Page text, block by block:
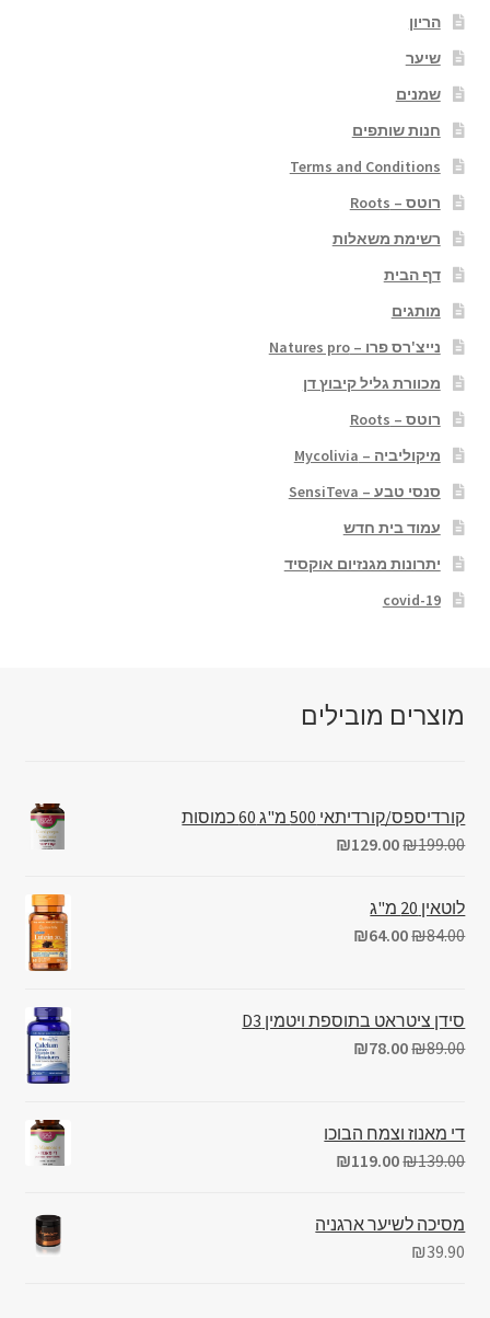
הריון
שיער
שמנים
חנות שותפים
Terms and Conditions
רוטס – Roots
רשימת משאלות
דף הבית
מותגים
נייצ'רס פרו – Natures pro
מכוורת גליל קיבוץ דן
רוטס – Roots
מיקוליביה – Mycolivia
סנסי טבע – SensiTeva
עמוד בית חדש
יתרונות מגנזיום אוקסיד
covid-19
מוצרים מובילים
קורדיספס/קורדיתאי 500 מ"ג 60 כמוסות
₪199.00
₪129.00
לוטאין 20 מ"ג
₪84.00
₪64.00
סידן ציטראט בתוספת ויטמין D3
₪89.00
₪78.00
די מאנוז וצמח הבוכו
₪139.00
₪119.00
מסיכה לשיער ארגניה
₪39.90